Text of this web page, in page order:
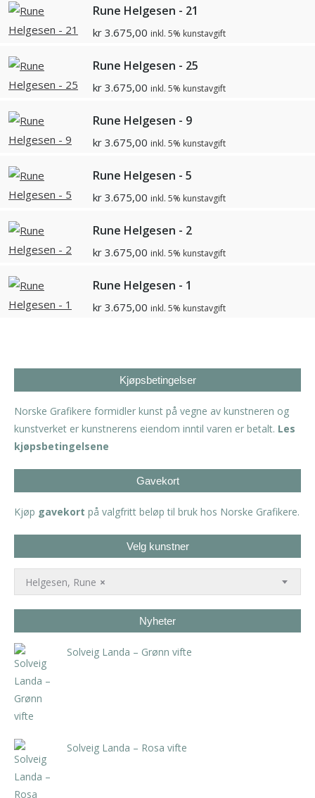
Rune Helgesen - 21
kr 3.675,00 inkl. 5% kunstavgift
Rune Helgesen - 25
kr 3.675,00 inkl. 5% kunstavgift
Rune Helgesen - 9
kr 3.675,00 inkl. 5% kunstavgift
Rune Helgesen - 5
kr 3.675,00 inkl. 5% kunstavgift
Rune Helgesen - 2
kr 3.675,00 inkl. 5% kunstavgift
Rune Helgesen - 1
kr 3.675,00 inkl. 5% kunstavgift
Kjøpsbetingelser
Norske Grafikere formidler kunst på vegne av kunstneren og
kunstverket er kunstnerens eiendom inntil varen er betalt. Les
kjøpsbetingelsene
Gavekort
Kjøp gavekort på valgfritt beløp til bruk hos Norske Grafikere.
Velg kunstner
×
Helgesen, Rune
Nyheter
Solveig Landa – Grønn vifte
Solveig Landa – Rosa vifte